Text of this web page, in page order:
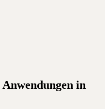
Anwendungen in